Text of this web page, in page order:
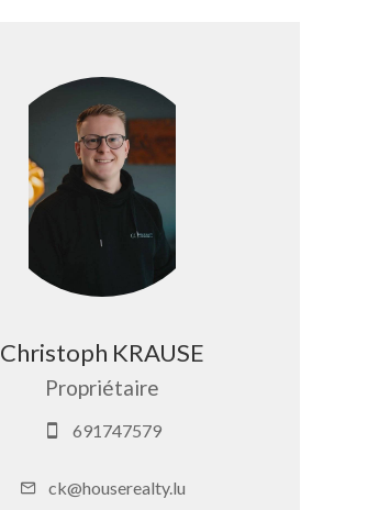
Christoph KRAUSE
Propriétaire
691747579
ck@houserealty.lu